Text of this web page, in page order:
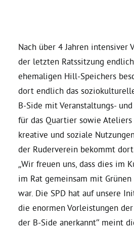
Robin Korte, MdL
Daniel Freund, MdEP
Delegierte
Grüne im
Ratsmitglieder 2025 – 2030
Nach über 4 Jahren intensiver
der letzten Ratssitzung
ehemaligen Hill-Speichers
dort endlich das
B-Side mit Veranstaltungs-
für das Quartier sowie
kreative und soziale
der Ruderverein bekommt
„Wir freuen uns, dass dies im
im Rat gemeinsam mit
war. Die SPD hat auf unsere
die enormen Vorleistungen
der B-Side anerkannt“ meint